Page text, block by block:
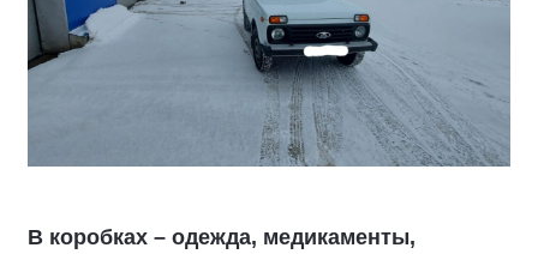
В коробках – одежда, медикаменты,